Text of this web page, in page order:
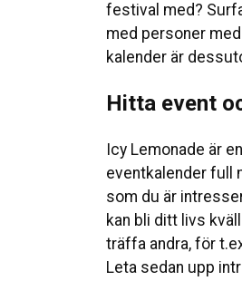
festival med?
med personer
kalender är
Hitta event
Icy Lemonade är
eventkalender full
som du är
kan bli ditt livs
träffa andra, för
Leta sedan upp